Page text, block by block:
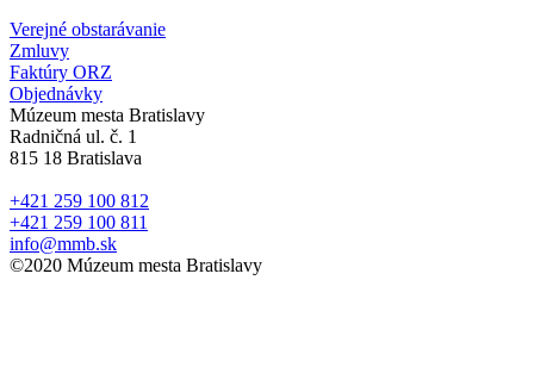
Verejné obstarávanie
Zmluvy
Faktúry ORZ
Objednávky
Múzeum mesta Bratislavy
Radničná ul. č. 1
815 18 Bratislava
+421 259 100 812
+421 259 100 811
info@mmb.sk
©2020 Múzeum mesta Bratislavy